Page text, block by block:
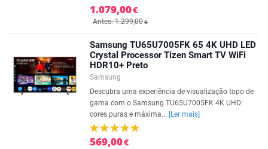
1.079,00€
Antes: 1.299,00€
Samsung TU65U7005FK 65 4K UHD LED
Crystal Processor Tizen Smart TV WiFi
HDR10+ Preto
Samsung
Descubra uma experiência de visualização topo de
gama com o Samsung TU65U7005FK 4K UHD:
cores puras e máxima...
[Ler mais]
569,00€